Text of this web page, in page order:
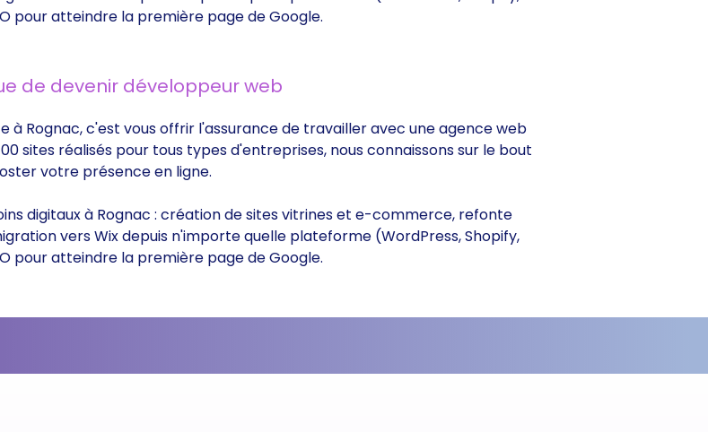
pour atteindre la première page de Google.
de devenir développeur web
à Rognac, c'est vous offrir l'assurance de travailler avec une agence web
sites réalisés pour tous types d'entreprises, nous connaissons sur le bout
votre présence en ligne.
digitaux à Rognac : création de sites vitrines et e-commerce, refonte
vers Wix depuis n'importe quelle plateforme (WordPress, Shopify,
pour atteindre la première page de Google.